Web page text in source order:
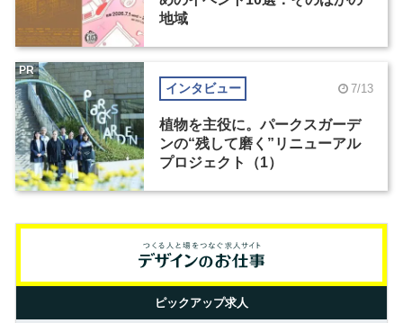
地域
インタビュー 7/13
植物を主役に。パークスガーデ
ンの“残して磨く”リニューアル
プロジェクト（1）
PR
ピックアップ求人